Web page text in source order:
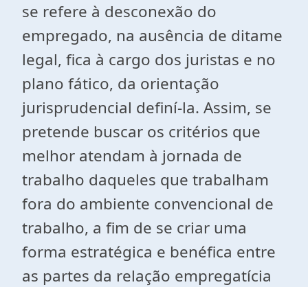
se refere à desconexão do
empregado, na ausência de ditame
legal, fica à cargo dos juristas e no
plano fático, da orientação
jurisprudencial definí-la. Assim, se
pretende buscar os critérios que
melhor atendam à jornada de
trabalho daqueles que trabalham
fora do ambiente convencional de
trabalho, a fim de se criar uma
forma estratégica e benéfica entre
as partes da relação empregatícia